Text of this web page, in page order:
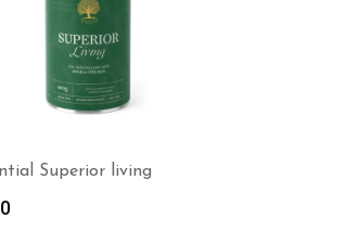
Superior living